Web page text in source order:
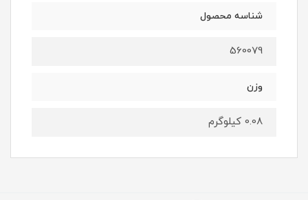
شناسه محصول
560079
وزن
0.08 کیلوگرم